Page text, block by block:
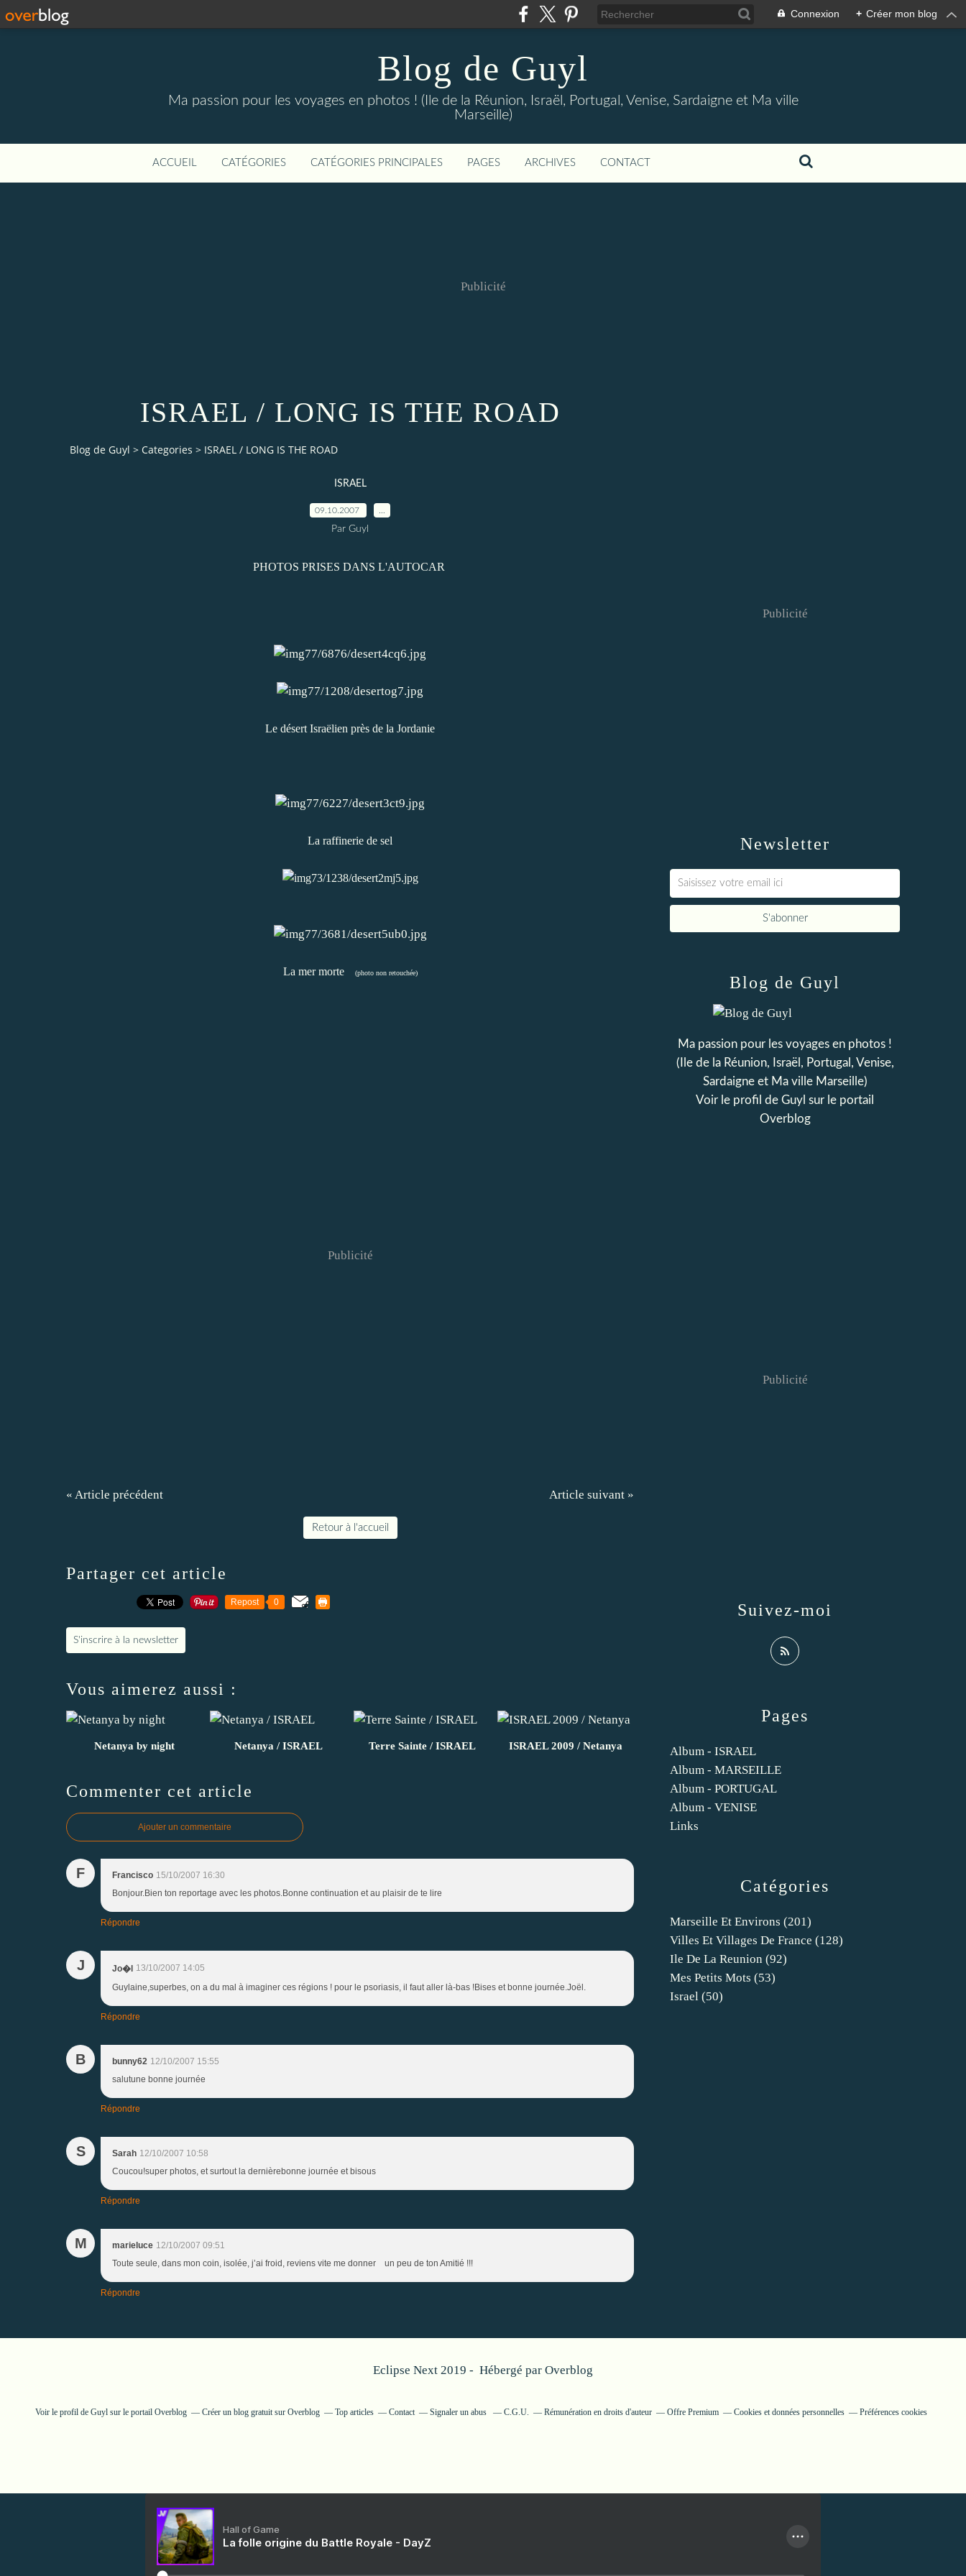
Connexion + Créer mon blog
Blog de Guyl
Ma passion pour les voyages en photos ! (Ile de la Réunion, Israël, Portugal, Venise, Sardaigne et Ma ville
Marseille)
ACCUEIL CATÉGORIES CATÉGORIES PRINCIPALES PAGES ARCHIVES CONTACT
Publicité
ISRAEL / LONG IS THE ROAD
Blog de Guyl > Categories > ISRAEL / LONG IS THE ROAD
ISRAEL
09.10.2007
Par Guyl
PHOTOS PRISES DANS L'AUTOCAR
Le désert Israëlien près de la Jordanie
La raffinerie de sel
La mer morte(photo non retouchée)
Publicité
« Article précédent Article suivant »
Retour à l'accueil
Partager cet article
Repost 0
S'inscrire à la newsletter
Vous aimerez aussi :
Netanya by night Netanya / ISRAEL Terre Sainte / ISRAEL ISRAEL 2009 / Netanya
Commenter cet article
Ajouter un commentaire
F Francisco 15/10/2007 16:30
Bonjour.Bien ton reportage avec les photos.Bonne continuation et au plaisir de te lire
Répondre
J Jo�l 13/10/2007 14:05
Guylaine,superbes, on a du mal à imaginer ces régions ! pour le psoriasis, il faut aller là-bas !Bises et bonne journée.Joël.
Répondre
B bunny62 12/10/2007 15:55
salutune bonne journée
Répondre
S Sarah 12/10/2007 10:58
Coucou!super photos, et surtout la dernièrebonne journée et bisous
Répondre
M marieluce 12/10/2007 09:51
Toute seule, dans mon coin, isolée, j’ai froid, reviens vite me donner un peu de ton Amitié !!!
Répondre
Newsletter
Publicité
Catégories
Marseille Et Environs (201)
Villes Et Villages De France (128)
Ile De La Reunion (92)
Mes Petits Mots (53)
Israel (50)
Pages
Album - ISRAEL
Album - MARSEILLE
Album - PORTUGAL
Album - VENISE
Links
Blog de Guyl
Ma passion pour les voyages en photos !
(Ile de la Réunion, Israël, Portugal, Venise,
Sardaigne et Ma ville Marseille)
Voir le profil de Guyl sur le portail
Overblog
Suivez-moi
Publicité
Eclipse Next 2019 - Hébergé par Overblog
Voir le profil de Guylsur le portail Overblog Créer un blog gratuit sur Overblog Top articles Contact Signaler un abus C.G.U. Rémunération en droits d'auteur Offre Premium Cookies et données personnelles Préférences cookies
Hall of Game
La folle origine du Battle Royale - DayZ